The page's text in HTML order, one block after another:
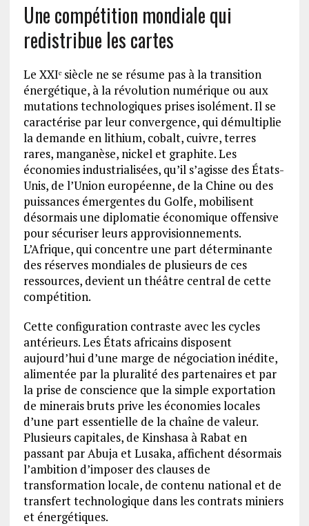
Une compétition mondiale qui
redistribue les cartes
Le XXIᵉ siècle ne se résume pas à la transition
énergétique, à la révolution numérique ou aux
mutations technologiques prises isolément. Il se
caractérise par leur convergence, qui démultiplie
la demande en lithium, cobalt, cuivre, terres
rares, manganèse, nickel et graphite. Les
économies industrialisées, qu’il s’agisse des États-
Unis, de l’Union européenne, de la Chine ou des
puissances émergentes du Golfe, mobilisent
désormais une diplomatie économique offensive
pour sécuriser leurs approvisionnements.
L’Afrique, qui concentre une part déterminante
des réserves mondiales de plusieurs de ces
ressources, devient un théâtre central de cette
compétition.
Cette configuration contraste avec les cycles
antérieurs. Les États africains disposent
aujourd’hui d’une marge de négociation inédite,
alimentée par la pluralité des partenaires et par
la prise de conscience que la simple exportation
de minerais bruts prive les économies locales
d’une part essentielle de la chaîne de valeur.
Plusieurs capitales, de Kinshasa à Rabat en
passant par Abuja et Lusaka, affichent désormais
l’ambition d’imposer des clauses de
transformation locale, de contenu national et de
transfert technologique dans les contrats miniers
et énergétiques.